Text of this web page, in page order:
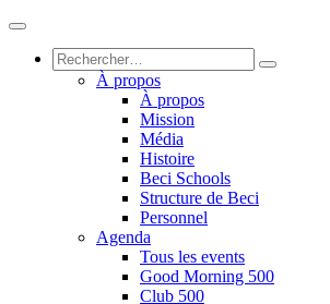
À propos
À propos
Mission
Média
Histoire
Beci Schools
Structure de Beci
Personnel
Agenda
Tous les events
Good Morning 500
Club 500